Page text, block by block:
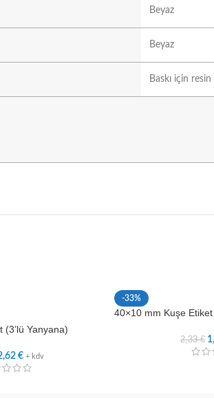
Beyaz
Beyaz
Baskı için
Yanyana)
€ + kdv
-33%
40×10 mm Kuşe Etiket
2,33€